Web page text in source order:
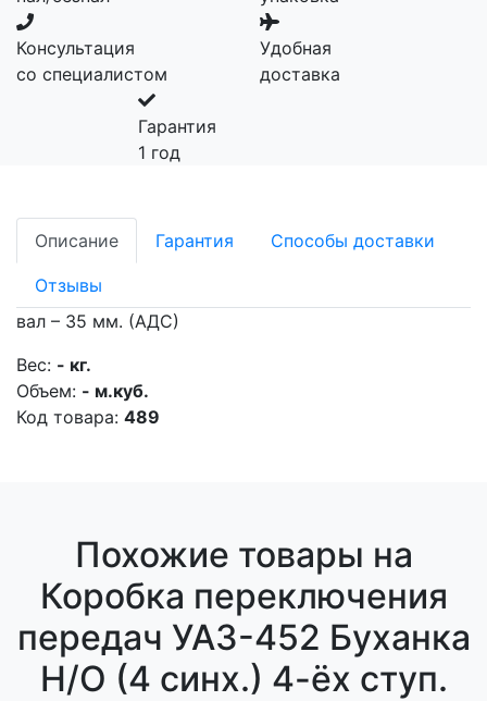
Консультация
со специалистом
Удобная
доставка
Гарантия
1 год
Описание Гарантия Способы доставки
Отзывы
вал – 35 мм. (АДС)
Вес: - кг.
Объем: - м.куб.
Код товара: 489
Похожие товары на
Коробка переключения
передач УАЗ-452 Буханка
Н/О (4 синх.) 4-ёх ступ.